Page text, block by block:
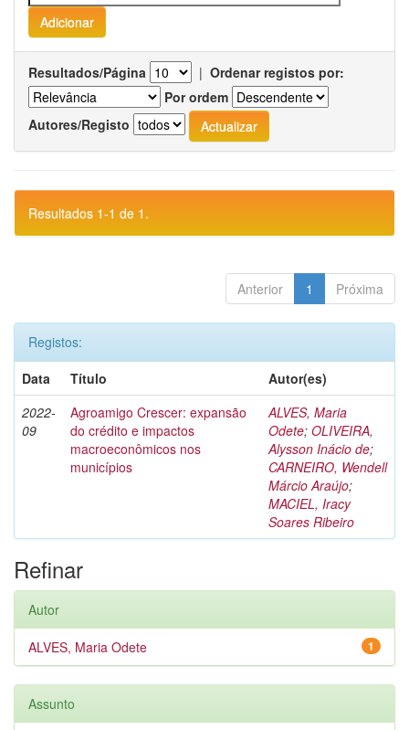
Resultados/Página | Ordenar registos por:
Por ordem
Autores/Registo
Resultados 1-1 de 1.
Anterior 1 Próxima
Registos:
Data
Título
Autor(es)
2022-
09
Agroamigo Crescer: expansão
do crédito e impactos
macroeconômicos nos
municípios
ALVES, Maria
Odete; OLIVEIRA,
Alysson Inácio de;
CARNEIRO, Wendell
Márcio Araújo;
MACIEL, Iracy
Soares Ribeiro
Refinar
Autor
1
ALVES, Maria Odete
Assunto